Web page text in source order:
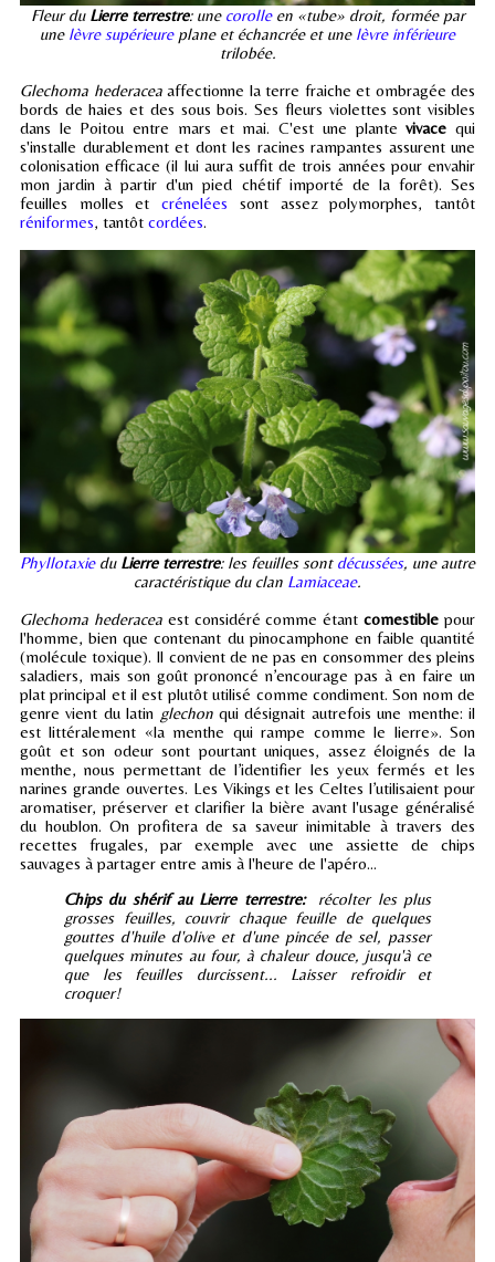
Fleur du Lierre terrestre: une corolleen «tube» droit, formée par
une lèvre supérieureplane et échancrée et une lèvre inférieure
trilobée.
Glechoma hederaceaaffectionne la terre fraiche et ombragée des
bords de haies et des sous bois. Ses fleurs violettes sont visibles
dans le Poitou entre mars et mai. C'est une plantevivace qui
s'installe durablement et dont les racines rampantes assurent une
colonisation efficace (il lui aura suffit de trois années pour envahir
mon jardin à partir d'un pied chétif importé de la forêt). Ses
feuilles molles etcrénelées sont assez polymorphes, tantôt
réniformes, tantôt cordées.
Phyllotaxiedu Lierre terrestre: les feuilles sont décussées, une autre
caractéristique du clan Lamiaceae.
Glechoma hederaceaest considéré comme étantcomestible pour
l'homme, bien que contenant du pinocamphone en faible quantité
(molécule toxique). Il convient de ne pas en consommer des pleins
saladiers, mais son goût prononcé n’encourage pas à en faire un
plat principal et il est plutôt utilisé comme condiment. Son nom de
genre vient du latin glechonqui désignait autrefois une menthe: il
est littéralement «la menthe qui rampe comme le lierre». Son
goût et son odeur sont pourtant uniques, assez éloignés de la
menthe, nous permettant de l’identifier les yeux fermés et les
narines grande ouvertes. Les Vikings et les Celtes l’utilisaient pour
aromatiser, préserver et clarifier la bière avant l'usage généralisé
du houblon. On profitera de sa saveur inimitable à travers des
recettes frugales, par exemple avec une assiette de chips
sauvages à partager entre amis à l'heure de l'apéro...
Chips du shérif au Lierre terrestre: récolter les plus
grosses feuilles, couvrir chaque feuille de quelques
gouttes d'huile d'olive et d'une pincée de sel, passer
quelques minutes au four, à chaleur douce, jusqu'à ce
que les feuilles durcissent... Laisser refroidir et
croquer!